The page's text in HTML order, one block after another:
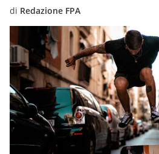
di Redazione FPA